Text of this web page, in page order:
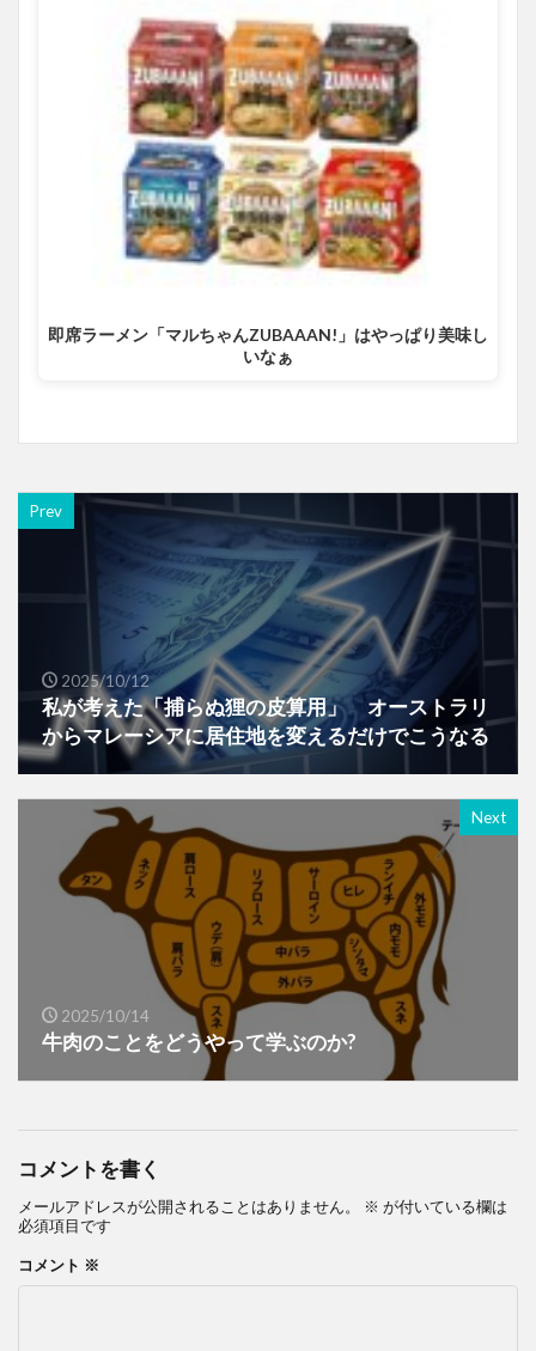
即席ラーメン「マルちゃんZUBAAAN!」はやっぱり美味し
いなぁ
Prev
2025/10/12
私が考えた「捕らぬ狸の皮算用」 オーストラリ
からマレーシアに居住地を変えるだけでこうなる
Next
2025/10/14
牛肉のことをどうやって学ぶのか?
コメントを書く
メールアドレスが公開されることはありません。 ※ が付いている欄は
必須項目です
コメント ※